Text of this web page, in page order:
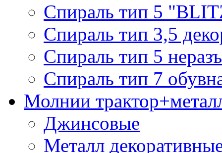
Спираль тип 5
Спираль тип 3,5
Спираль тип 5
Спираль тип 7
Молнии
Джинсовые
Металл